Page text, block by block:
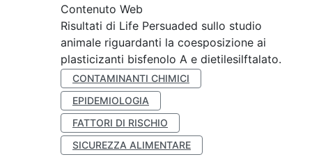
Contenuto Web
Risultati di Life Persuaded sullo studio
animale riguardanti la coesposizione ai
plasticizanti bisfenolo A e dietilesilftalato.
CONTAMINANTI CHIMICI
EPIDEMIOLOGIA
FATTORI DI RISCHIO
SICUREZZA ALIMENTARE